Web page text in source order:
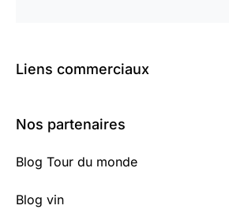
Liens commerciaux
Nos partenaires
Blog Tour du monde
Blog vin